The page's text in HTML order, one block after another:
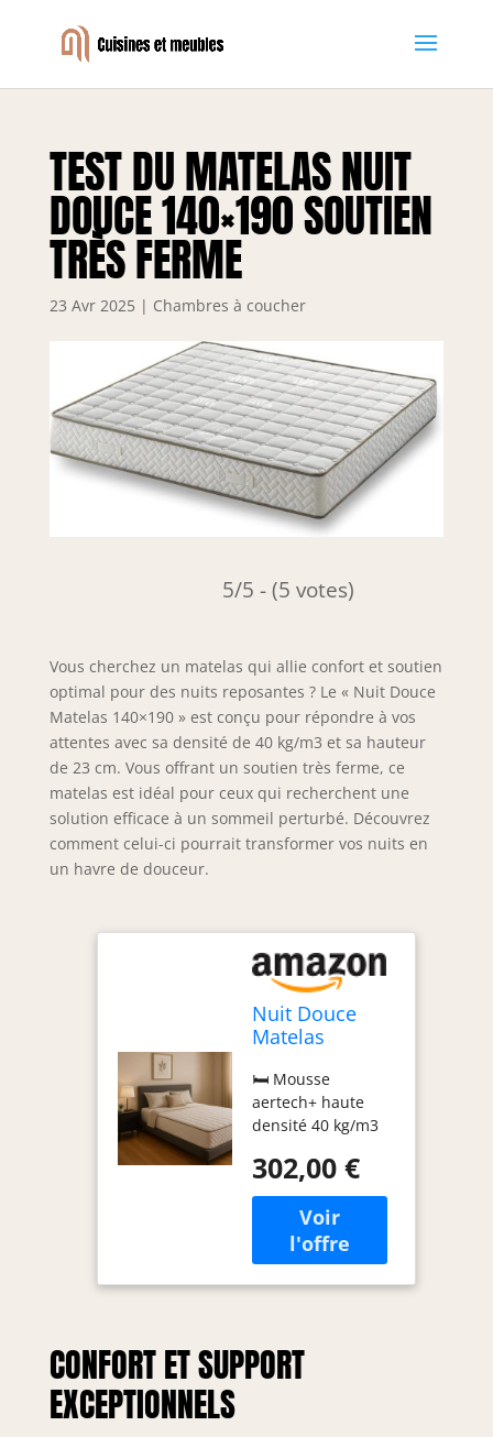
TEST DU MATELAS NUIT
DOUCE 140×190 SOUTIEN
TRÈS FERME
23 Avr 2025 | Chambres à coucher
5/5 - (5 votes)
Vous cherchez un matelas qui allie confort et soutien
optimal pour des nuits reposantes ? Le « Nuit Douce
Matelas 140×190 » est conçu pour répondre à vos
attentes avec sa densité de 40 kg/m3 et sa hauteur
de 23 cm. Vous offrant un soutien très ferme, ce
matelas est idéal pour ceux qui recherchent une
solution efficace à un sommeil perturbé. Découvrez
comment celui-ci pourrait transformer vos nuits en
un havre de douceur.
Nuit Douce
Matelas
Densité 40
Kg/m3 -
Hauteur 23 Cm
Ferme -
🛏️ Mousse
aertech+ haute
densité 40 kg/m3
génération 🌱
"tissu 100 %
polyester 180
gr/m2 -
rembourrage
450gr/m2 60%
100 %
polyurethane
302,00 €
CONFORT ET SUPPORT
EXCEPTIONNELS